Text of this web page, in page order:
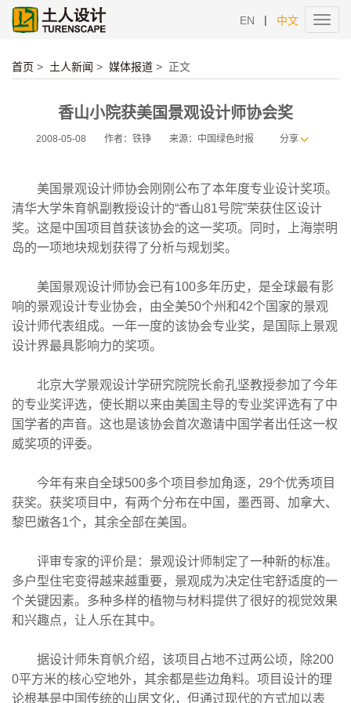
EN | 中文
首页 > 土人新闻 > 媒体报道 > 正文
香山小院获美国景观设计师协会奖
2008-05-08 作者：铁铮 来源：中国绿色时报 分享
美国景观设计师协会刚刚公布了本年度专业设计奖项。
清华大学朱育帆副教授设计的“香山81号院”荣获住区设计
奖。这是中国项目首获该协会的这一奖项。同时，上海崇明
岛的一项地块规划获得了分析与规划奖。
美国景观设计师协会已有100多年历史，是全球最有影
响的景观设计专业协会，由全美50个州和42个国家的景观
设计师代表组成。一年一度的该协会专业奖，是国际上景观
设计界最具影响力的奖项。
北京大学景观设计学研究院院长俞孔坚教授参加了今年
的专业奖评选，使长期以来由美国主导的专业奖评选有了中
国学者的声音。这也是该协会首次邀请中国学者出任这一权
威奖项的评委。
今年有来自全球500多个项目参加角逐，29个优秀项目
获奖。获奖项目中，有两个分布在中国，墨西哥、加拿大、
黎巴嫩各1个，其余全部在美国。
评审专家的评价是：景观设计师制定了一种新的标准。
多户型住宅变得越来越重要，景观成为决定住宅舒适度的一
个关键因素。多种多样的植物与材料提供了很好的视觉效果
和兴趣点，让人乐在其中。
据设计师朱育帆介绍，该项目占地不过两公顷，除200
0平方米的核心空地外，其余都是些边角料。项目设计的理
论根基是中国传统的山居文化，但通过现代的方式加以表